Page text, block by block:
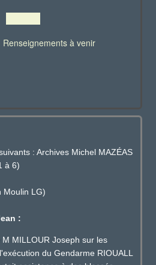
Renseignements à venir
: Archives Michel MAZÉAS
à 6)
Moulin LG)
:
MILLOUR Joseph sur les
du Gendarme RIOUALL